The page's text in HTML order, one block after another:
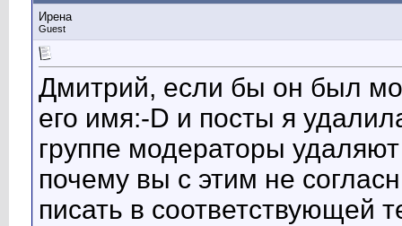
Ирена
Guest
Дмитрий, если бы он был
его имя:-D и посты я
группе модераторы
почему вы с этим не
писать в соответствующей